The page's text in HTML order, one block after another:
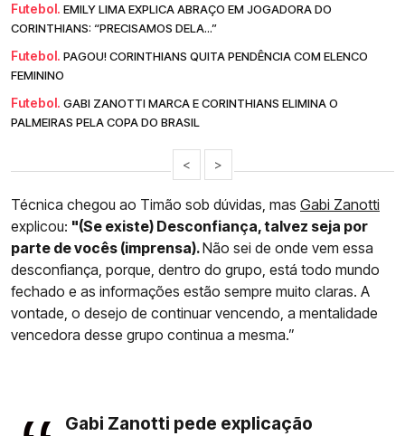
Futebol. EMILY LIMA EXPLICA ABRAÇO EM JOGADORA DO
CORINTHIANS: “PRECISAMOS DELA...”
Futebol. PAGOU! CORINTHIANS QUITA PENDÊNCIA COM ELENCO
FEMININO
Futebol. GABI ZANOTTI MARCA E CORINTHIANS ELIMINA O
PALMEIRAS PELA COPA DO BRASIL
< >
Técnica chegou ao Timão sob dúvidas, mas Gabi Zanotti
explicou: "(Se existe) Desconfiança, talvez seja por
parte de vocês (imprensa).Não sei de onde vem essa
desconfiança, porque, dentro do grupo, está todo mundo
fechado e as informações estão sempre muito claras. A
vontade, o desejo de continuar vencendo, a mentalidade
vencedora desse grupo continua a mesma.”
Gabi Zanotti pede explicação